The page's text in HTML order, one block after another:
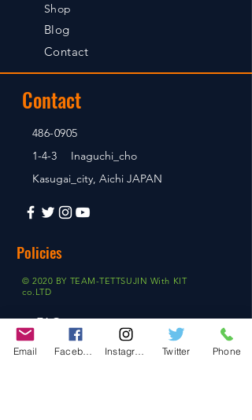
Shop
Blog
Contact
Contact
486-0905
1-4-3 Inaguchi_cho
Kasugai_city, Aichi JAPAN
Policies
© 2020 BY TEAM-TETTSUJIN With KIT
co.LTD
FAQ
Store Policy
Email Twitter Phone